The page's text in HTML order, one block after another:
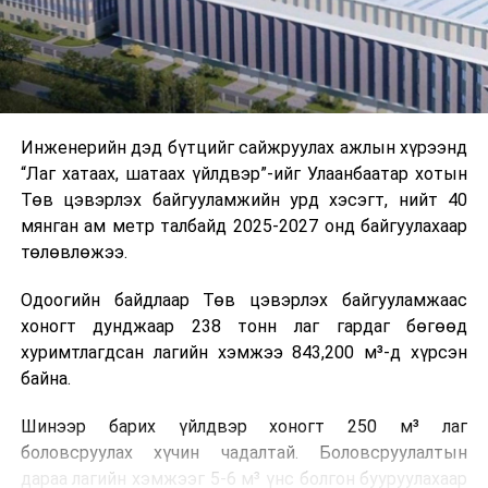
зүйгээр хангаж байна.
Мөн зам тээврийн осол, саатал болон бусад эрсдэл,
онцгой нөхцөл үүссэн үед авах арга хэмжээ, ачаалал
өдөр тутмын ажлын бэлэн байдлыг хангах зэрэг
практик ур чадварыг сургалтын хөтөлбөрт тусгажээ.
Сургалтыг танилцуулах лекц, асуулт-хариулт,
жишээнд суурилсан сургалт, багаар ажиллах дасгал,
танилцах, онцгой нөхцөлд ажиллах дадлага зэрэг
онол, практик хосолсон хэлбэрээр зохион байгуулж
байна.
зохион байгуулах Үндэсний хорооны Ажлын алба,
Нийслэлийн тээврийн газар, Автотээврийн үндэсний
Инженерийн дэд бүтцийг сайжруулах ажлын хүрээнд
“Лаг хатаах, шатаах үйлдвэр”-ийг Улаанбаатар хотын
Төв цэвэрлэх байгууламжийн урд хэсэгт, нийт 40
мянган ам метр талбайд 2025-2027 онд байгуулахаар
төлөвлөжээ.
Одоогийн байдлаар Төв цэвэрлэх байгууламжаас
хоногт дунджаар 238 тонн лаг гардаг бөгөөд
хуримтлагдсан лагийн хэмжээ 843,200 м³-д хүрсэн
байна.
Шинээр барих үйлдвэр хоногт 250 м³ лаг
боловсруулах хүчин чадалтай. Боловсруулалтын
дараа лагийн хэмжээг 5-6 м³ үнс болгон бууруулахаар